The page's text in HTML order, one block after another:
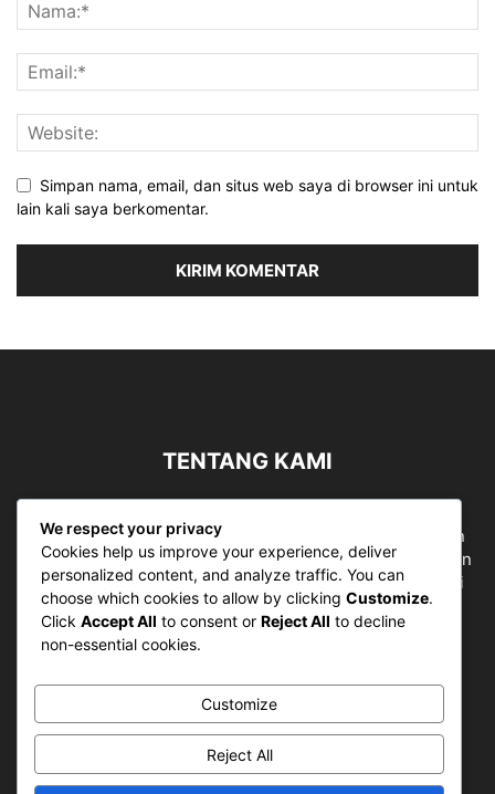
Simpan nama, email, dan situs web saya di browser ini untuk
lain kali saya berkomentar.
TENTANG KAMI
bergerak di ruang jurnalistik, sebagai entitas pemberian
ruang Publik, Media merupakan literasi mutlak diperlukan
sebagai kemampuan dasar berpikir kritis untuk hidup di
abad informasi.
Hubungi kami:
IKUTI KAMI
We respect your privacy
Cookies help us improve your experience, deliver
personalized content, and analyze traffic. You can
choose which cookies to allow by clicking Customize.
Click Accept All to consent or Reject All to decline
non-essential cookies.
Customize
Reject All